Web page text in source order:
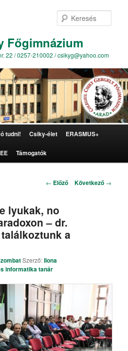
Főgimnázium
22 / 0257-210002 / csikyg@yahoo.com
tudni! Csiky-élet ERASMUS+
Támogatók
Bejegyzés navigáció
← Előző Következő →
lyukak, no
– dr.
a
Szerző:Ilona
informatika tanár